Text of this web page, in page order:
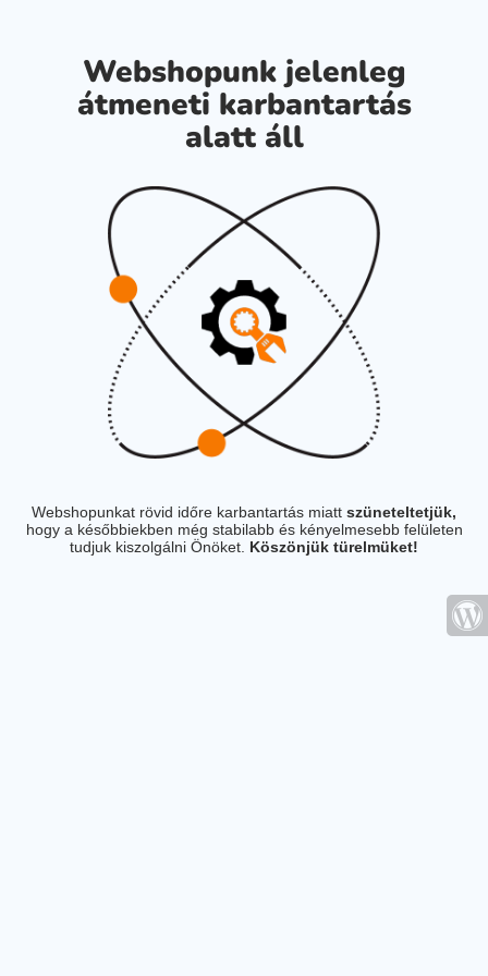
Webshopunk jelenleg
átmeneti karbantartás
alatt áll
Webshopunkat rövid időre karbantartás miatt szüneteltetjük,
hogy a későbbiekben még stabilabb és kényelmesebb felületen
tudjuk kiszolgálni Önöket. Köszönjük türelmüket!